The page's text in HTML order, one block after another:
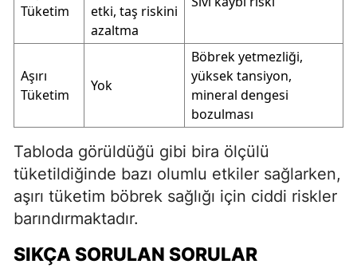
Tüketim
etki, taş riskini
azaltma
Aşırı
Tüketim
Yok
Böbrek yetmezliği,
yüksek tansiyon,
mineral dengesi
bozulması
Tabloda görüldüğü gibi bira ölçülü
tüketildiğinde bazı olumlu etkiler sağlarken,
aşırı tüketim böbrek sağlığı için ciddi riskler
barındırmaktadır.
SIKÇA SORULAN SORULAR